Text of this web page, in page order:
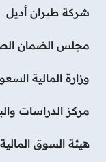
شركة طيران أديل
مجلس الضمان
وزارة المالية
مركز الدراسات
هيئة السوق المالية